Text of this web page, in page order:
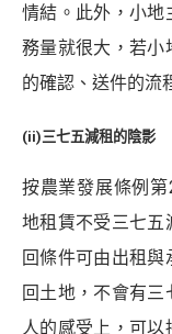
情結。此外，小地
務量就很大，若小
的確認、送件的流
(ii)三七五減租的陰影
按農業發展條例
地租賃不受三七五
回條件可由出租
回土地，不會有
人的感受上，可